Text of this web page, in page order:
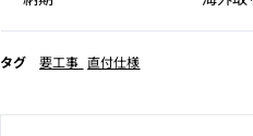
タグ 要工事 直付仕様